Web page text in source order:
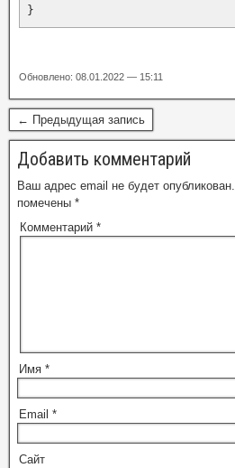
}
Обновлено: 08.01.2022 — 15:11
← Предыдущая запись
Добавить комментарий
Ваш адрес email не будет опубликован.
помечены *
Комментарий *
Имя *
Email *
Сайт